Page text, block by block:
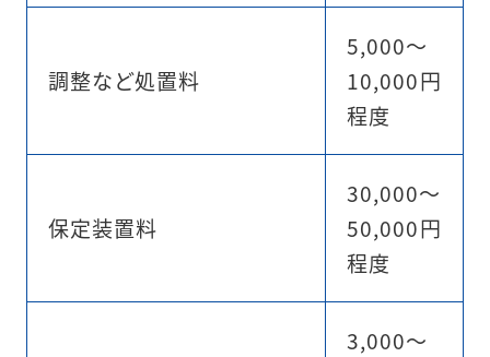
調整など処置料
5,000〜
10,000円
程度
保定装置料
30,000〜
50,000円
程度
3,000〜